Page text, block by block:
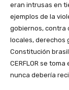
eran intrusas en
ejemplos de la
gobiernos, contra
locales, derechos
Constitución
CERFLOR se
nunca debería